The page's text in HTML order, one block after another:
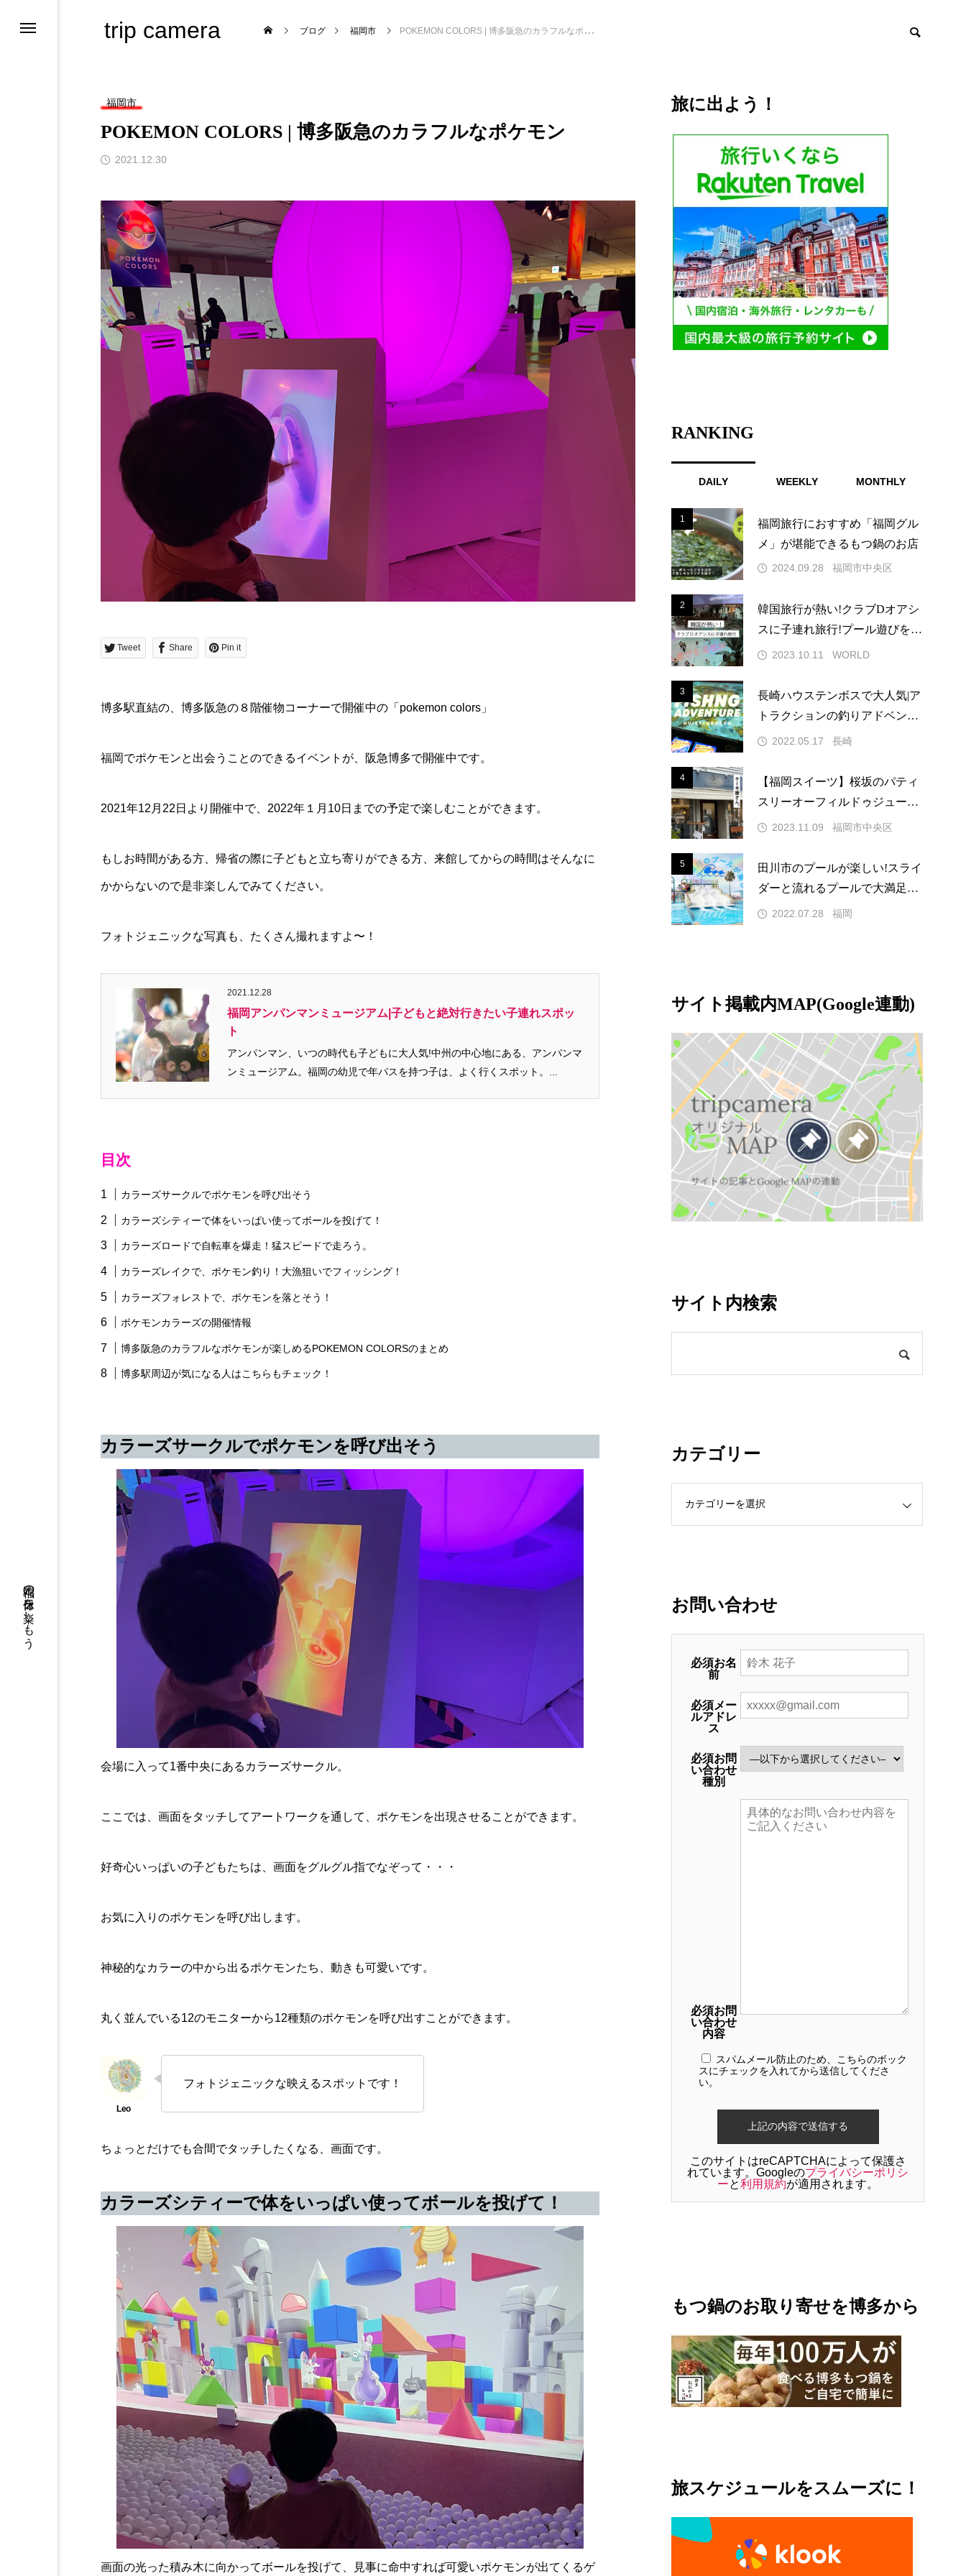
福岡の休日を楽しもう
trip camera ブログ 福岡市 POKEMON COLORS | 博多阪急のカラフルなポケモン
福岡市
POKEMON COLORS | 博多阪急のカラフルなポケモン
2021.12.30
Tweet Share Pin it
博多駅直結の、博多阪急の８階催物コーナーで開催中の「pokemon colors」
福岡でポケモンと出会うことのできるイベントが、阪急博多で開催中です。
2021年12月22日より開催中で、2022年１月10日までの予定で楽しむことができます。
もしお時間がある方、帰省の際に子どもと立ち寄りができる方、来館してからの時間はそんなに
かからないので是非楽しんでみてください。
フォトジェニックな写真も、たくさん撮れますよ〜！
2021.12.28
福岡アンパンマンミュージアム|子どもと絶対行きたい子連れスポッ
ト
アンパンマン、いつの時代も子どもに大人気!中州の中心地にある、アンパンマ
ンミュージアム。福岡の幼児で年パスを持つ子は、よく行くスポット。...
目次
カラーズサークルでポケモンを呼び出そう
カラーズシティーで体をいっぱい使ってボールを投げて！
カラーズロードで自転車を爆走！猛スピードで走ろう。
カラーズレイクで、ポケモン釣り！大漁狙いでフィッシング！
カラーズフォレストで、ポケモンを落とそう！
ポケモンカラーズの開催情報
博多阪急のカラフルなポケモンが楽しめるPOKEMON COLORSのまとめ
博多駅周辺が気になる人はこちらもチェック！
カラーズサークルでポケモンを呼び出そう
会場に入って1番中央にあるカラーズサークル。
ここでは、画面をタッチしてアートワークを通して、ポケモンを出現させることができます。
好奇心いっぱいの子どもたちは、画面をグルグル指でなぞって・・・
お気に入りのポケモンを呼び出します。
神秘的なカラーの中から出るポケモンたち、動きも可愛いです。
丸く並んでいる12のモニターから12種類のポケモンを呼び出すことができます。
フォトジェニックな映えるスポットです！
ちょっとだけでも合間でタッチしたくなる、画面です。
カラーズシティーで体をいっぱい使ってボールを投げて！
画面の光った積み木に向かってボールを投げて、見事に命中すれば可愛いポケモンが出てくるゲ
旅に出よう！
RANKING
DAILY WEEKLY MONTHLY
1
福岡旅行におすすめ「福岡グル
メ」が堪能できるもつ鍋のお店
2024.09.28 福岡市中央区
2
韓国旅行が熱い!クラブDオアシ
スに子連れ旅行!プール遊びを満
喫旅2023.10.11 WORLD
3
長崎ハウステンボスで大人気|ア
トラクションの釣りアドベンチ
ャー2022.05.17 長崎
4
【福岡スイーツ】桜坂のパティ
スリーオーフィルドゥジュール
の美的ケーキ
2023.11.09 福岡市中央区
5
田川市のプールが楽しい!スライ
ダーと流れるプールで大満足の
夏休み
2022.07.28 福岡
サイト掲載内MAP(Google連動)
サイト内検索
カテゴリー
お問い合わせ
必須お名
前
必須メー
ルアドレ
ス
必須お問
い合わせ
種別
必須お問
い合わせ
内容
スパムメール防止のため、こちらのボック
スにチェックを入れてから送信してくださ
い。
このサイトはreCAPTCHAによって保護さ
れています。Googleのプライバシーポリシ
ーと利用規約が適用されます。
もつ鍋のお取り寄せを博多から
旅スケジュールをスムーズに！